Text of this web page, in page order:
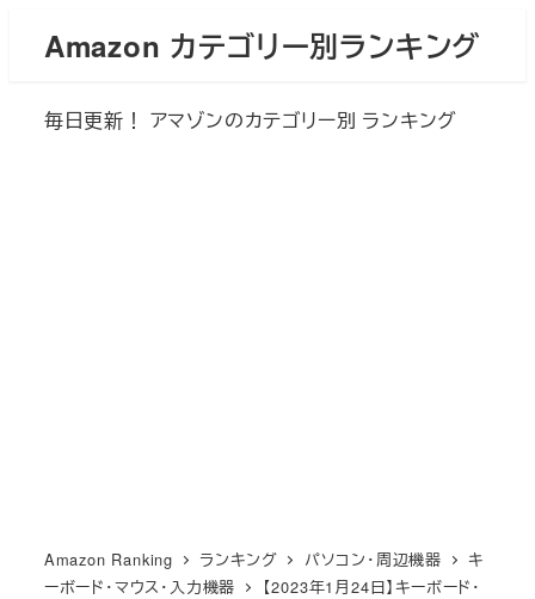
Amazon カテゴリー別ランキング
毎日更新！ アマゾンのカテゴリー別 ランキング
Amazon Ranking ランキング パソコン・周辺機器
キ
ーボード・マウス・入力機器
【2023年1月24日】キーボード・